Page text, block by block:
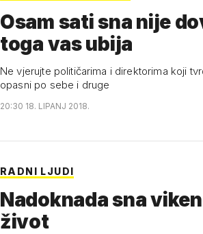
Osam sati sna nije
toga vas ubija
Ne vjerujte političarima i direktorima koji
opasni po sebe i druge
20:30 18. LIPANJ 2018.
RADNI LJUDI
Nadoknada sna
život